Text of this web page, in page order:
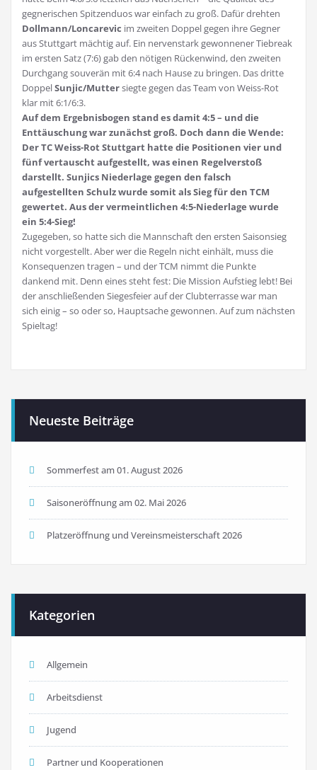
gegnerischen Spitzenduos war einfach zu groß. Dafür drehten
Dollmann/Loncarevic im zweiten Doppel gegen ihre Gegner
aus Stuttgart mächtig auf. Ein nervenstark gewonnener Tiebreak
im ersten Satz (7:6) gab den nötigen Rückenwind, den zweiten
Durchgang souverän mit 6:4 nach Hause zu bringen. Das dritte
DoppelSunjic/Muttersiegte gegen das Team von Weiss-Rot
klar mit 6:1/6:3.
Auf dem Ergebnisbogen stand es damit 4:5 – und die
Enttäuschung war zunächst groß. Doch dann die Wende:
Der TC Weiss-Rot Stuttgart hatte die Positionen vier und
fünf vertauscht aufgestellt, was einen Regelverstoß
darstellt. Sunjics Niederlage gegen den falsch
aufgestellten Schulz wurde somit als Sieg für den TCM
gewertet. Aus der vermeintlichen 4:5-Niederlage wurde
ein 5:4-Sieg!
Zugegeben, so hatte sich die Mannschaft den ersten Saisonsieg
nicht vorgestellt. Aber wer die Regeln nicht einhält, muss die
Konsequenzen tragen – und der TCM nimmt die Punkte
dankend mit. Denn eines steht fest: Die Mission Aufstieg lebt! Bei
der anschließenden Siegesfeier auf der Clubterrasse war man
sich einig – so oder so, Hauptsache gewonnen. Auf zum nächsten
Spieltag!
Neueste Beiträge
Sommerfest am 01. August 2026
Saisoneröffnung am 02. Mai 2026
Platzeröffnung und Vereinsmeisterschaft 2026
Kategorien
Allgemein
Arbeitsdienst
Jugend
Partner und Kooperationen